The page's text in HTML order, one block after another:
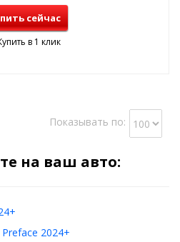
сейчас
в 1 клик
Показывать по:
на ваш авто:
2024+